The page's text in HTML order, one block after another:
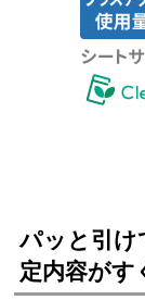
パッと引け
定内容がす